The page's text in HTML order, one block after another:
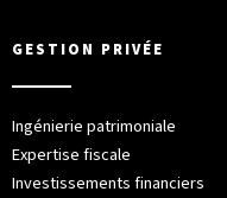
GESTION PRIVÉE
Ingénierie patrimoniale
Expertise fiscale
Investissements financiers